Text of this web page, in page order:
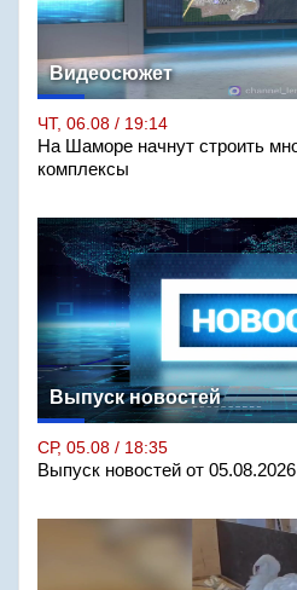
Видеосюжет
ЧТ, 06.08 / 19:14
На Шаморе начнут строить
комплексы
Выпуск новостей
СР, 05.08 / 18:35
Выпуск новостей от 05.08.2026